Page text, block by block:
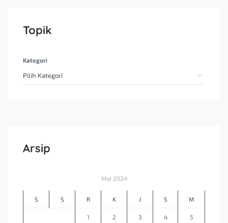
Topik
Kategori
Arsip
Mei 2024
S S R K J S M
1 2 3 4 5